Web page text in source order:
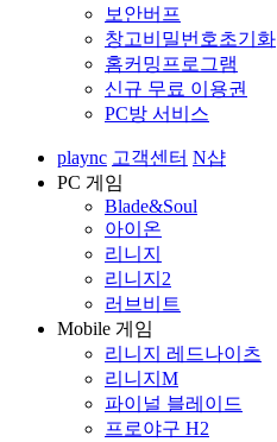
보안버프
창고비밀번호초기화
홈커밍프로그램
신규 무료 이용권
PC방 서비스
plaync 고객센터 N샵
PC 게임
Blade&Soul
아이온
리니지
리니지2
러브비트
Mobile 게임
리니지 레드나이츠
리니지M
파이널 블레이드
프로야구 H2